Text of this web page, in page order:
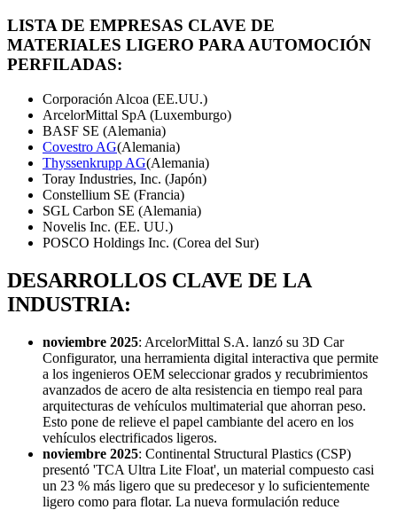
LISTA DE EMPRESAS CLAVE DE
MATERIALES LIGERO PARA AUTOMOCIÓN
PERFILADAS:
Corporación Alcoa (EE.UU.)
ArcelorMittal SpA (Luxemburgo)
BASF SE (Alemania)
Covestro AG(Alemania)
Thyssenkrupp AG(Alemania)
Toray Industries, Inc. (Japón)
Constellium SE (Francia)
SGL Carbon SE (Alemania)
Novelis Inc. (EE. UU.)
POSCO Holdings Inc. (Corea del Sur)
DESARROLLOS CLAVE DE LA
INDUSTRIA:
noviembre 2025: ArcelorMittal S.A. lanzó su 3D Car
Configurator, una herramienta digital interactiva que permite
a los ingenieros OEM seleccionar grados y recubrimientos
avanzados de acero de alta resistencia en tiempo real para
arquitecturas de vehículos multimaterial que ahorran peso.
Esto pone de relieve el papel cambiante del acero en los
vehículos electrificados ligeros.
noviembre 2025: Continental Structural Plastics (CSP)
presentó 'TCA Ultra Lite Float', un material compuesto casi
un 23 % más ligero que su predecesor y lo suficientemente
ligero como para flotar. La nueva formulación reduce